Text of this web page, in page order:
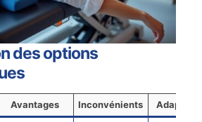
des options
Avantages Inconvénients